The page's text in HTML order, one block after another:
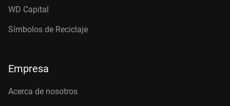
WD Capital
Símbolos de Reciclaje
Empresa
Acerca de nosotros